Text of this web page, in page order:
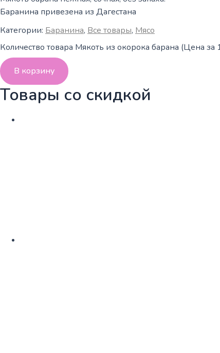
Баранина привезена из Дагестана
Категории: Баранина, Все товары, Мясо
Количество товара Мякоть из окорока барана (Цена за
В корзину
Товары со скидкой